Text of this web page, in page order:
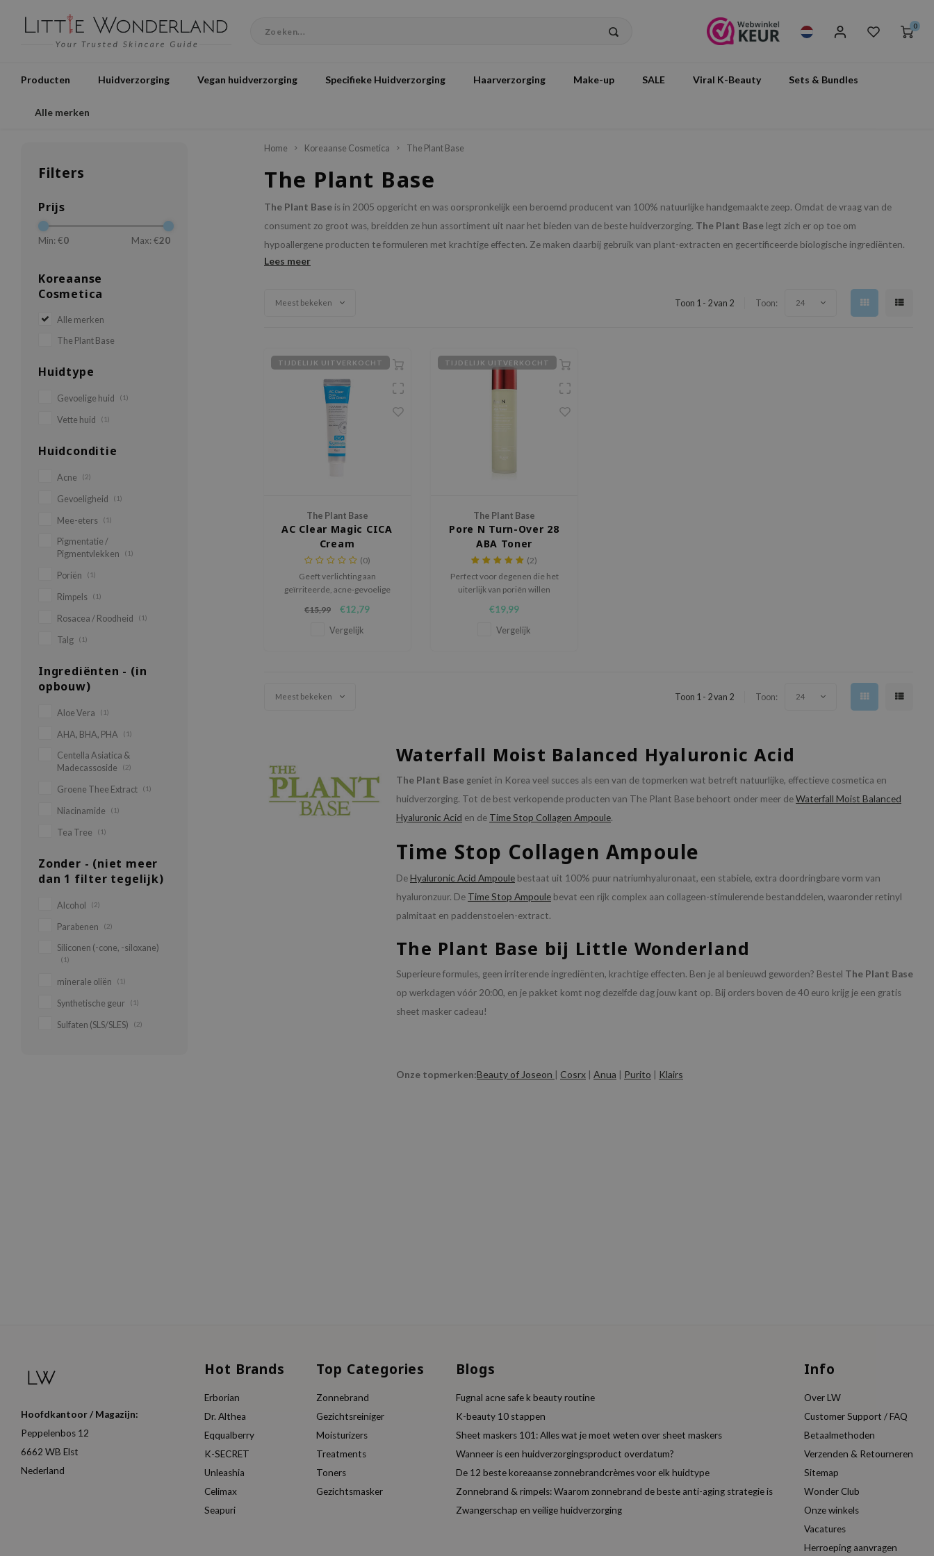
0
Producten Huidverzorging Vegan huidverzorging Specifieke Huidverzorging Haarverzorging Make-up SALE Viral K-Beauty Sets & Bundles
Alle merken
Filters
Prijs
Min: €0 Max: €20
Koreaanse
Cosmetica
Alle merken
The Plant Base
Huidtype
Gevoelige huid (1)
Vette huid (1)
Huidconditie
Acne (2)
Gevoeligheid (1)
Mee-eters (1)
Pigmentatie /
Pigmentvlekken
(1)
Poriën (1)
Rimpels (1)
Rosacea / Roodheid (1)
Talg (1)
Ingrediënten - (in
opbouw)
Aloe Vera (1)
AHA, BHA, PHA (1)
Centella Asiatica &
Madecassoside
(2)
Groene Thee Extract (1)
Niacinamide (1)
Tea Tree (1)
Zonder - (niet meer
dan 1 filter tegelijk)
Alcohol (2)
Parabenen (2)
Siliconen (-cone, -siloxane)
(1)
minerale oliën (1)
Synthetische geur (1)
Sulfaten (SLS/SLES) (2)
Home Koreaanse Cosmetica The Plant Base
The Plant Base
The Plant Base is in 2005 opgericht en was oorspronkelijk een beroemd producent van 100% natuurlijke handgemaakte zeep. Omdat de vraag van de
consument zo groot was, breidden ze hun assortiment uit naar het bieden van de beste huidverzorging. The Plant Base legt zich er op toe om
hypoallergene producten te formuleren met krachtige effecten. Ze maken daarbij gebruik van plant-extracten en gecertificeerde biologische ingrediënten.
Lees meer
Meest bekeken Toon 1 - 2 van 2 Toon: 24
TIJDELIJK UITVERKOCHT
The Plant Base
AC Clear Magic CICA
Cream
(0)
Geeft verlichting aan
geïrriteerde, acne-gevoelige
zelfs de meest gevoelige
huidbarrière.
€15,99 €12,79
Vergelijk
TIJDELIJK UITVERKOCHT
The Plant Base
Pore N Turn-Over 28
ABA Toner
(2)
Perfect voor degenen die het
uiterlijk van poriën willen
olievrij canvas voor make-up
willen creëren
€19,99
Vergelijk
Meest bekeken Toon 1 - 2 van 2 Toon: 24
Waterfall Moist Balanced Hyaluronic Acid
The Plant Base geniet in Korea veel succes als een van de topmerken wat betreft natuurlijke, effectieve cosmetica en
huidverzorging. Tot de best verkopende producten van The Plant Base behoort onder meer deWaterfall Moist Balanced
Hyaluronic Acid en de Time Stop Collagen Ampoule.
Time Stop Collagen Ampoule
DeHyaluronic Acid Ampoule bestaat uit 100% puur natriumhyaluronaat, een stabiele, extra doordringbare vorm van
hyaluronzuur. De Time Stop Ampoule bevat een rijk complex aan collageen-stimulerende bestanddelen, waaronder retinyl
palmitaat en paddenstoelen-extract.
The Plant Base bij Little Wonderland
Superieure formules, geen irriterende ingrediënten, krachtige effecten. Ben je al benieuwd geworden? Bestel The Plant Base
op werkdagen vóór 20:00, en je pakket komt nog dezelfde dag jouw kant op. Bij orders boven de 40 euro krijg je een gratis
sheet masker cadeau!
Onze topmerken:Beauty of Joseon | Cosrx | Anua | Purito | Klairs
Hoofdkantoor / Magazijn:
Peppelenbos 12
6662 WB Elst
Nederland
Hot Brands
Erborian
Dr. Althea
Eqqualberry
K-SECRET
Unleashia
Celimax
Seapuri
Top Categories
Zonnebrand
Gezichtsreiniger
Moisturizers
Treatments
Toners
Gezichtsmasker
Blogs
Fugnal acne safe k beauty routine
K-beauty 10 stappen
Sheet maskers 101: Alles wat je moet weten over sheet maskers
Wanneer is een huidverzorgingsproduct overdatum?
De 12 beste koreaanse zonnebrandcrèmes voor elk huidtype
Zonnebrand & rimpels: Waarom zonnebrand de beste anti-aging strategie is
Zwangerschap en veilige huidverzorging
Info
Over LW
Customer Support / FAQ
Betaalmethoden
Verzenden & Retourneren
Sitemap
Wonder Club
Onze winkels
Vacatures
Herroeping aanvragen